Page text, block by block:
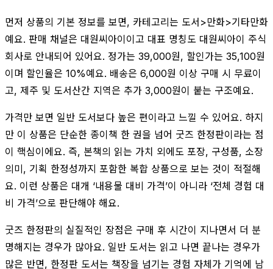
먼저 상품의 기본 정보를 보면, 카테고리는 도서>만화>기타만화
예요. 판매 채널은 대원씨아이이고 대표 명칭도 대원씨아이 주식
회사로 안내되어 있어요. 정가는 39,000원, 할인가는 35,100원
이며 할인율은 10%예요. 배송은 6,000원 이상 구매 시 무료이
고, 제주 및 도서산간 지역은 추가 3,000원이 붙는 구조예요.
가격만 보면 일반 도서보다 높은 편이라고 느낄 수 있어요. 하지
만 이 상품은 단순한 종이책 한 권을 넘어 굿즈 한정판이라는 점
이 핵심이에요. 즉, 본책의 읽는 가치 외에도 포장, 구성품, 소장
의미, 기획 한정성까지 포함한 복합 상품으로 보는 것이 적절해
요. 이런 상품은 대개 ‘내용물 대비 가격’이 아니라 ‘전체 경험 대
비 가격’으로 판단해야 해요.
굿즈 한정판의 실질적인 장점은 구매 후 시간이 지나면서 더 분
명해지는 경우가 많아요. 일반 도서는 읽고 나면 끝나는 경우가
많은 반면, 한정판 도서는 책장을 넘기는 경험 자체가 기억에 남